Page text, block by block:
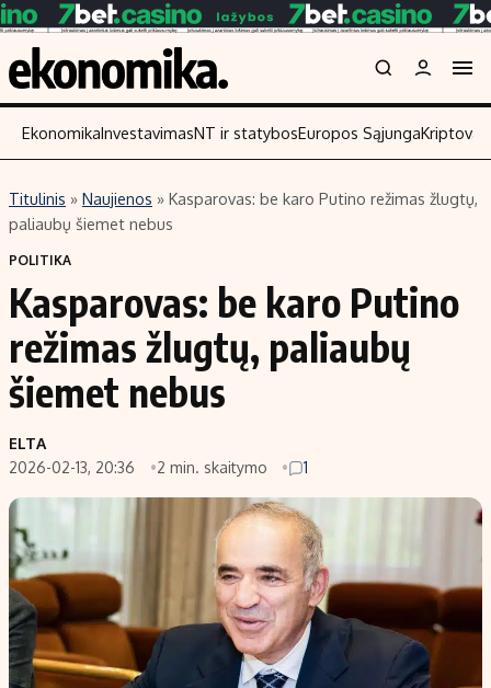
Turinys
Naujienos
Aplinka
Verslas
Energetika
Ekonomika
NT ir statybos
Įmonės
Žemės ūkis
Technologijos
Populiarios temos
Investavimas
Akcijų rinka
Saulės elektrinės
Kriptovaliutos
Titulinis
Nedarbo išmokos skaičiuoklė
Indėliai
Indėlių skaičiuoklė
Būsto finansai
EkonomikaInvestavimasNT ir statybosEuropos Sąjunga
Titulinis » Naujienos » Kasparovas: be karo Putino režimas žlugtų,
paliaubų šiemet nebus
POLITIKA
Kasparovas: be karo Putino
režimas žlugtų, paliaubų
šiemet nebus
ELTA
2026-02-13, 20:36
2 min. skaitymo 1